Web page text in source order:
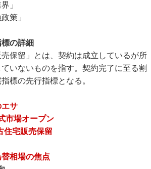
」
策」
の詳細
売保留」とは、契約は成立しているが所
いないものを指す。契約完了に至る割
標の先行指標となる。
サ
市場オープン
住宅販売保留
相場の焦点